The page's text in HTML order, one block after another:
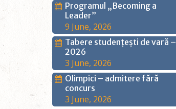
Programul „Becoming a
Leader”
9 June, 2026
Tabere studențești de vară –
2026
3 June, 2026
Olimpici – admitere fără
concurs
3 June, 2026